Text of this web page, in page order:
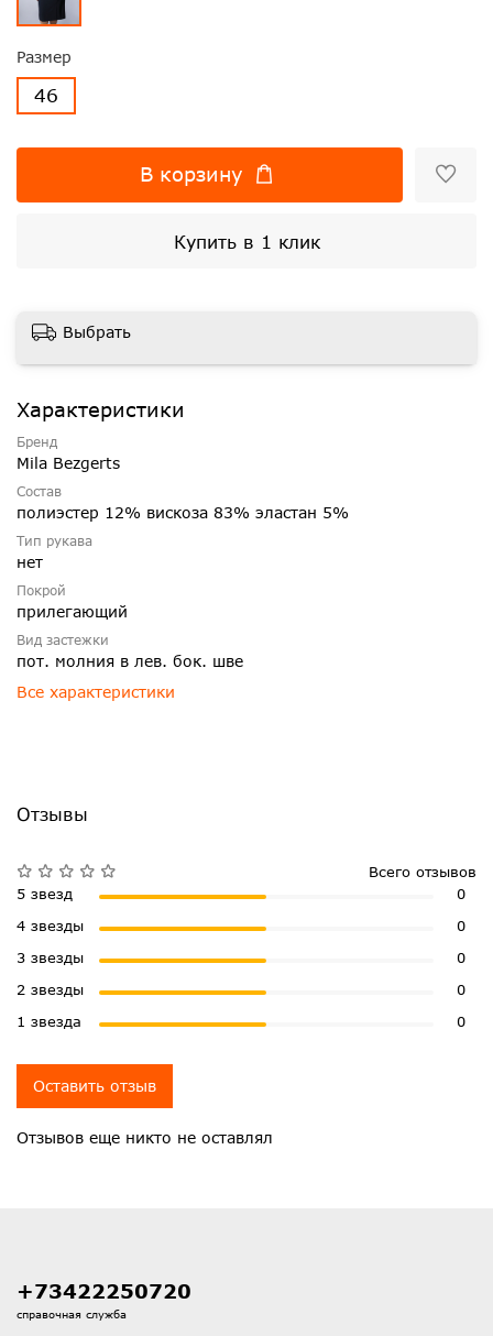
Размер
46
В корзину
Купить в 1 клик
Выбрать
Характеристики
Бренд
Mila Bezgerts
Состав
полиэстер 12% вискоза 83% эластан 5%
Тип рукава
нет
Покрой
прилегающий
Вид застежки
пот. молния в лев. бок. шве
Все характеристики
Отзывы
Отзывов еще никто не оставлял
Всего отзывов
5 звезд
0
4 звезды
0
3 звезды
0
2 звезды
0
1 звезда
0
Оставить отзыв
+73422250720
справочная служба